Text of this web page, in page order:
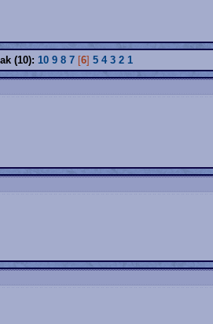
(10): 10 9 8 7 [6] 5 4 3 2 1